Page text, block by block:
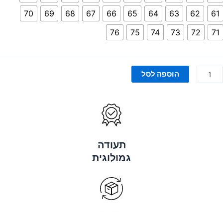
61
62
63
64
65
66
67
68
69
70
71
72
73
74
75
76
הוספה לסל
תעודה
גמולוגית